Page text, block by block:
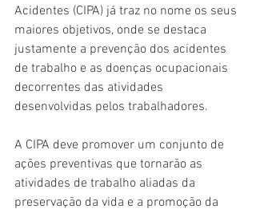
Acidentes (CIPA) já traz no nome os seus
maiores objetivos, onde se destaca
justamente a prevenção dos acidentes
de trabalho e as doenças ocupacionais
decorrentes das atividades
desenvolvidas pelos trabalhadores.
A CIPA deve promover um conjunto de
ações preventivas que tornarão as
atividades de trabalho aliadas da
preservação da vida e a promoção da